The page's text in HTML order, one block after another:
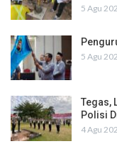
5 Agu
5 Agu
Tegas,
Polisi
4 Agu